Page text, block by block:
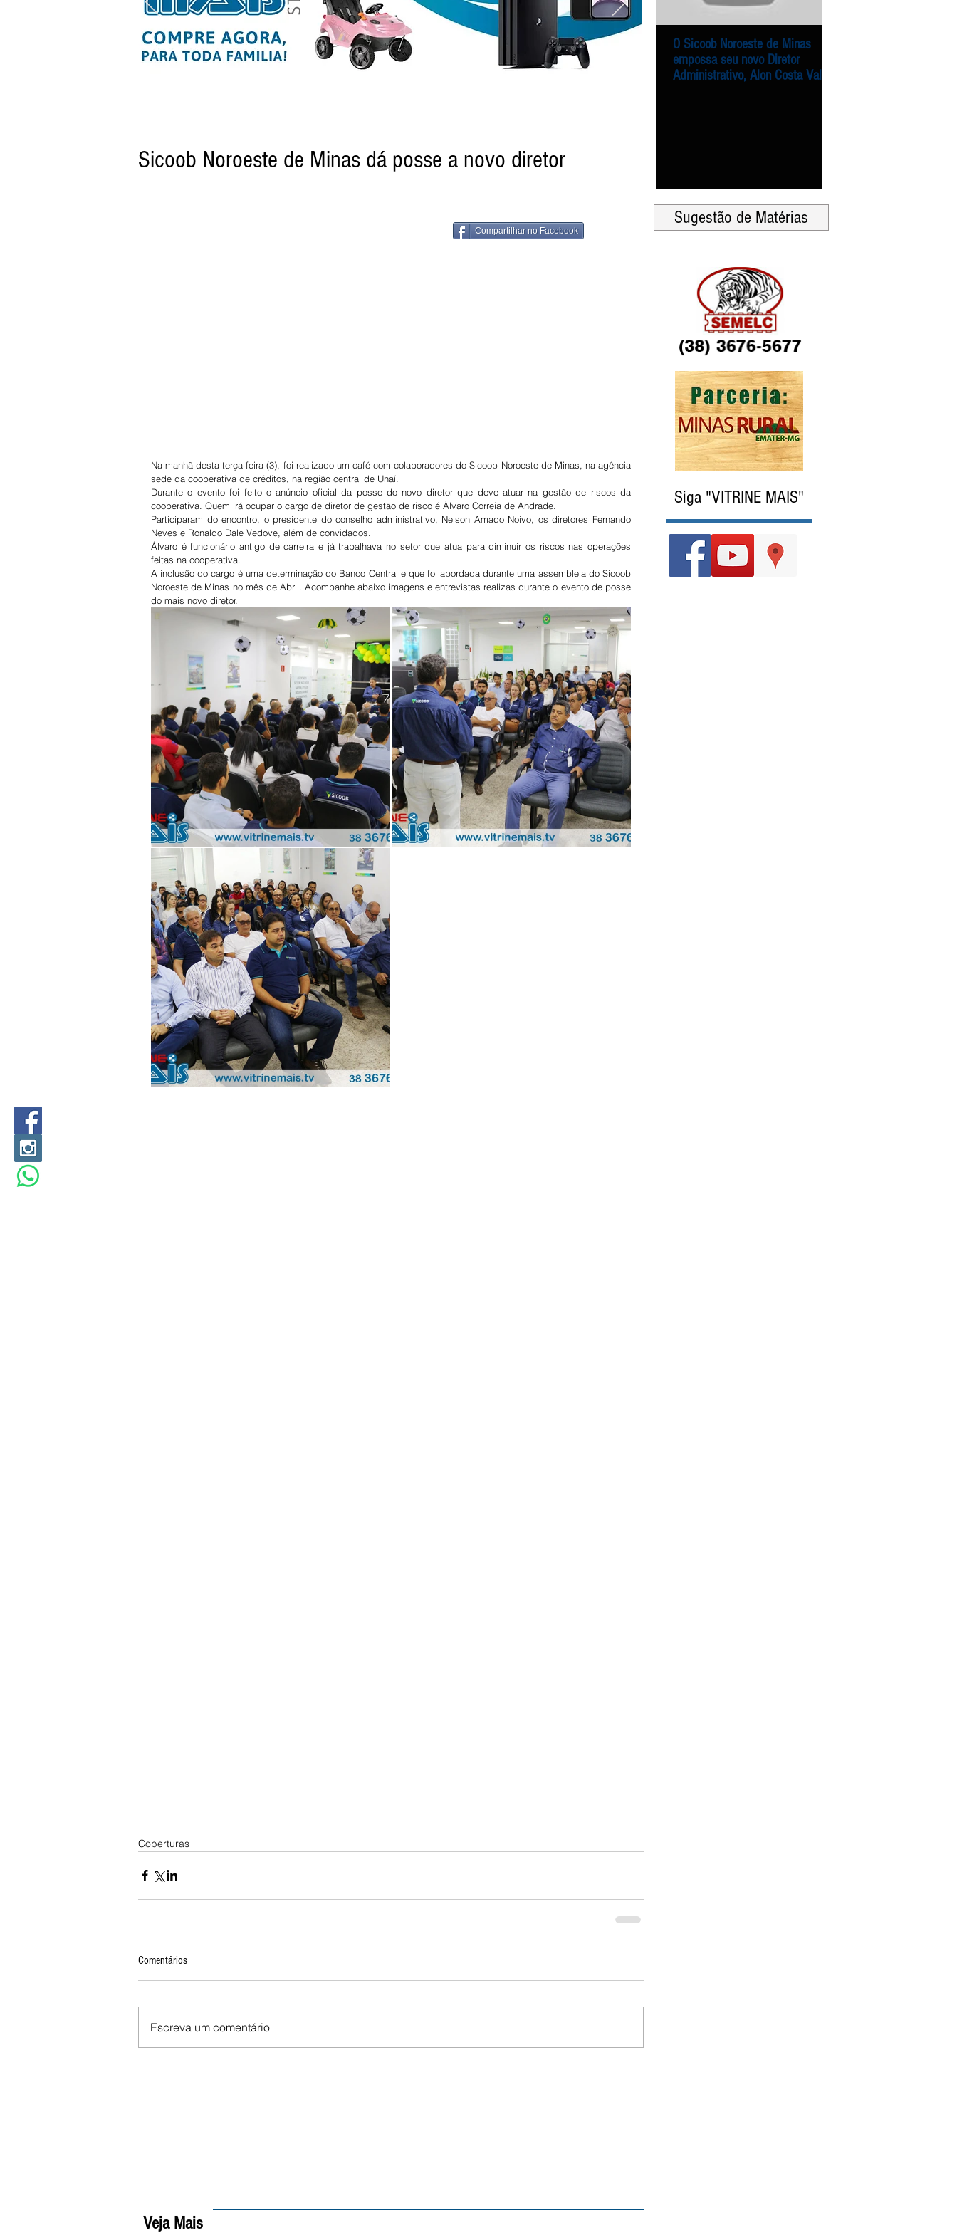
Sicoob Noroeste de Minas dá posse a novo diretor
Na manhã desta terça-feira (3), foi realizado um café com colaboradores do Sicoob Noroeste de Minas, na agência
sede da cooperativa de créditos, na região central de Unaí.
Durante o evento foi feito o anúncio oficial da posse do novo diretor que deve atuar na gestão de riscos da
cooperativa. Quem irá ocupar o cargo de diretor de gestão de risco é Álvaro Correia de Andrade.
Participaram do encontro, o presidente do conselho administrativo, Nelson Amado Noivo, os diretores Fernando
Neves e Ronaldo Dale Vedove, além de convidados.
Álvaro é funcionário antigo de carreira e já trabalhava no setor que atua para diminuir os riscos nas operações
feitas na cooperativa.
A inclusão do cargo é uma determinação do Banco Central e que foi abordada durante uma assembleia do Sicoob
Noroeste de Minas no mês de Abril. Acompanhe abaixo imagens e entrevistas realizas durante o evento de posse
do mais novo diretor.
Coberturas
Comentários
Escreva um comentário
Compartilhar no Facebook
O Sicoob Noroeste de Minas
empossa seu novo Diretor
Administrativo, Alon Costa Vale
Sugestão de Matérias
Siga "VITRINE MAIS"
Veja Mais
O Sicoob Noroeste de Minas
empossa seu novo Diretor
Administrativo, Alon Costa Vale